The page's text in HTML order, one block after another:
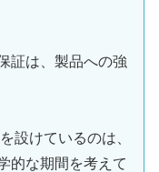
証は、製品への強
設けているのは、
的な期間を考えて